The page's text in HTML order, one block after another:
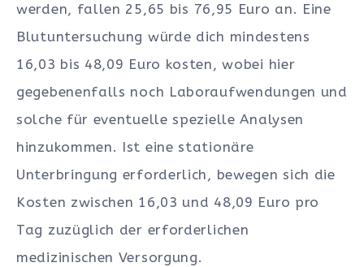
werden, fallen 25,65 bis 76,95 Euro an. Eine
Blutuntersuchung würde dich mindestens
16,03 bis 48,09 Euro kosten, wobei hier
gegebenenfalls noch Laboraufwendungen und
solche für eventuelle spezielle Analysen
hinzukommen. Ist eine stationäre
Unterbringung erforderlich, bewegen sich die
Kosten zwischen 16,03 und 48,09 Euro pro
Tag zuzüglich der erforderlichen
medizinischen Versorgung.